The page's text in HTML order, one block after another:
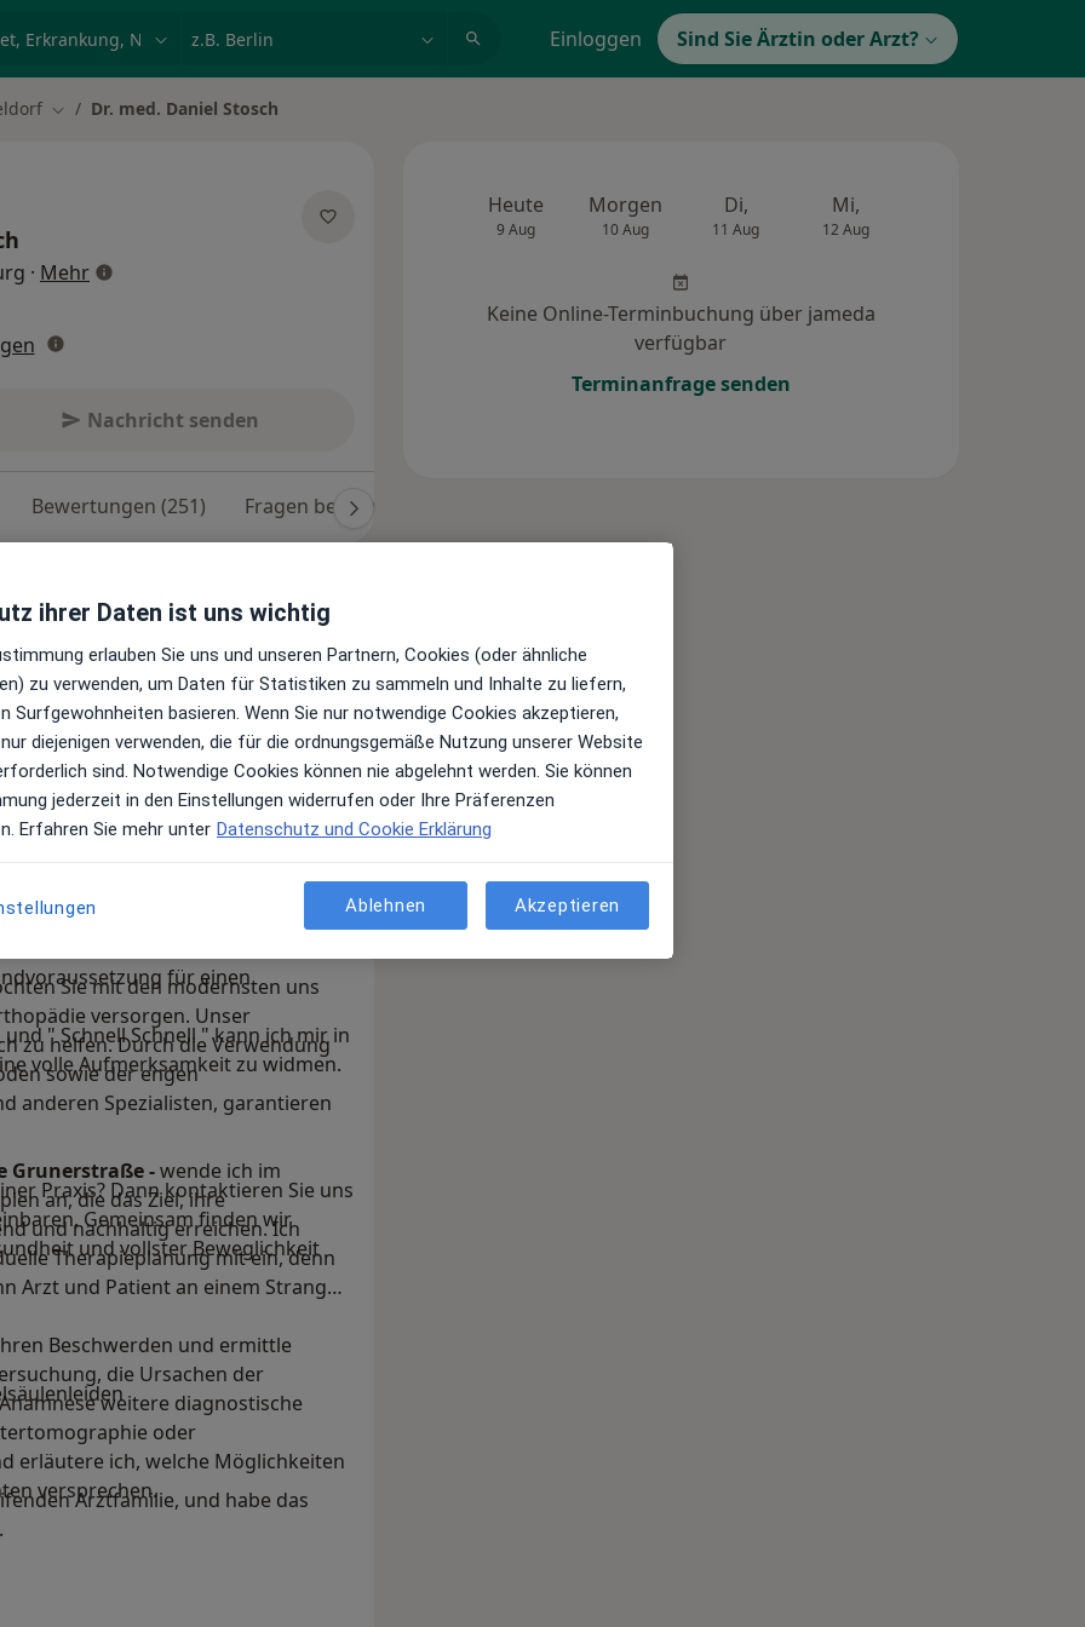
Einloggen Sind Sie Ärztin oder Arzt?
Stadt ändern
Dr. med. Daniel Stosch
· Mehrüber Spezialisierungen
Nachricht senden
Bewertungen (251) Fragen beantwortet (4)
Mein Name ist Dr. med.
Grunerstraße als Facharzt
bin auf die Behandlung von
des Stütz- und
Sie mit den modernsten uns
versorgen. Unser
zu helfen. Durch die Verwendung
sowie der engen
anderen Spezialisten, garantieren
Praxis? Dann kontaktieren Sie uns
Gemeinsam finden wir
und vollster Beweglichkeit
für einen
" Schnell Schnell " kann ich mir in
volle Aufmerksamkeit zu widmen.
Grunerstraße -wende ich im
an, die das Ziel, ihre
und nachhaltig erreichen. Ich
Therapieplanung mit ein, denn
Arzt und Patient an einem Strang
Beschwerden und ermittle
die Ursachen der
weitere diagnostische
oder
erläutere ich, welche Möglichkeiten
versprechen.
Arztfamilie, und habe das
Heute
9 Aug
Morgen
10 Aug
Di,
11 Aug
Mi,
12 Aug
Keine Online-Terminbuchung über jameda
verfügbar
Terminanfrage senden
ihrer Daten ist uns wichtig
erlauben Sie uns und unseren Partnern, Cookies (oder ähnliche
zu verwenden, um Daten für Statistiken zu sammeln und Inhalte zu liefern,
Surfgewohnheiten basieren. Wenn Sie nur notwendige Cookies akzeptieren,
diejenigen verwenden, die für die ordnungsgemäße Nutzung unserer Website
sind. Notwendige Cookies können nie abgelehnt werden. Sie können
jederzeit in den Einstellungen widerrufen oder Ihre Präferenzen
Erfahren Sie mehr unter Datenschutz und Cookie Erklärung
Ablehnen Akzeptieren